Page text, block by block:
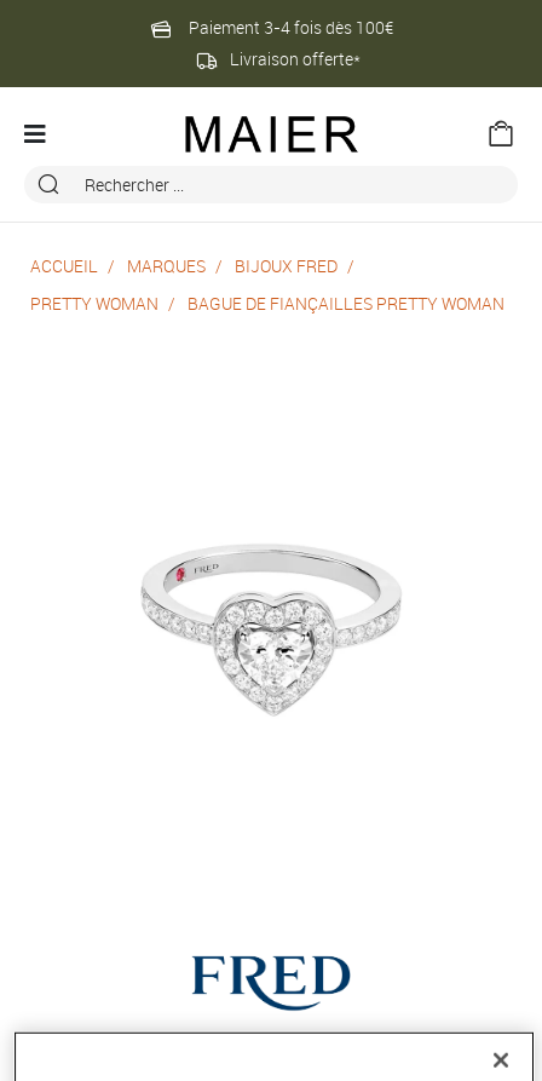
Paiement 3-4 fois dès 100€
Livraison offerte*
ACCUEIL MARQUES
BIJOUX FRED
PRETTY WOMAN
BAGUE DE FIANÇAILLES PRETTY WOMAN